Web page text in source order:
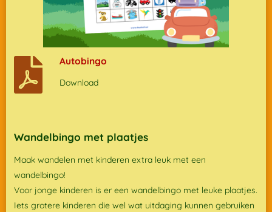
Autobingo
Download
Wandelbingo met plaatjes
Maak wandelen met kinderen extra leuk met een
wandelbingo!
Voor jonge kinderen is er een wandelbingo met leuke plaatjes.
Iets grotere kinderen die wel wat uitdaging kunnen gebruiken